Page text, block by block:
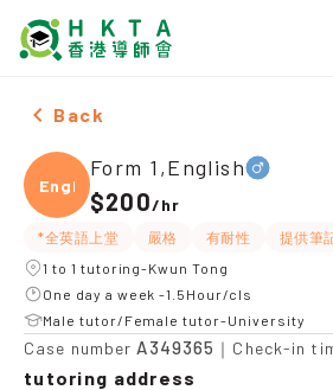
Male Form 1,English，Kwun
Back
Engli
Form 1,English
$200/hr
*全英語上堂 嚴格 有耐性 提供筆
1 to 1 tutoring-Kwun Tong
One day a week -1.5Hour/cls
Male tutor/Female tutor-University
Case number A349365 ｜Check-in
tutoring address